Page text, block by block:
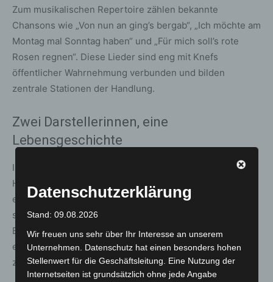
Zum musikalischen Repertoire zählen bekannte
Chansons wie „Von nun an ging’s bergab“, „Ich möchte am
Montag mal Sonntag haben“ und „Für mich soll’s rote
Rosen regnen“. Diese Lieder sind eng mit Knefs
öffentlicher Wahrnehmung verbunden und bilden
zentrale Stationen der Handlung.
Zwei Darstellerinnen, eine
Lebensgeschichte
In der Inszenierung von Regisseur
Hildegard Knef von zwei Darstellerinnen verkörpert:
einer jüngeren und einer älteren. Gemeinsam erzählen
sie aus unterschiedlichen Lebensphasen von Erfolgen,
Brüchen und persönlichen Schicksalsschlägen. Dadurch
erhält das Publikum intime Einblicke in ein Leben
zwischen Glanz und Tragik.
Datenschutzerklärung
Stand: 09.08.2026
Wir freuen uns sehr über Ihr Interesse an unserem
Unternehmen. Datenschutz hat einen besonders hohen
Stellenwert für die Geschäftsleitung. Eine Nutzung der
Internetseiten ist grundsätzlich ohne jede Angabe